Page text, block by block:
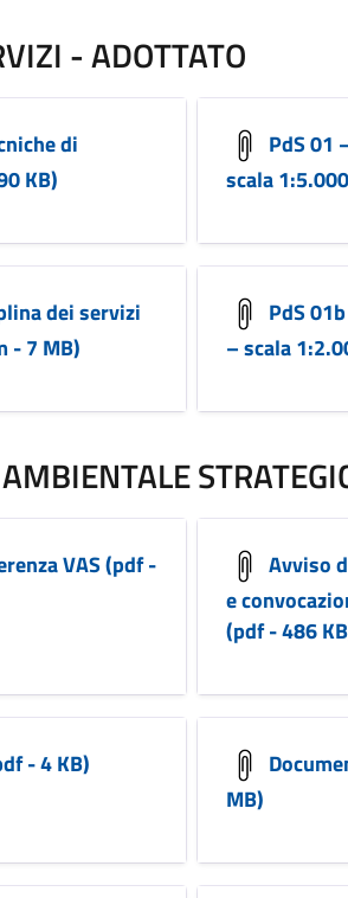
- ADOTTATO
di
KB)
PdS 01
scala
dei servizi
- 7 MB)
PdS
– scala
VAS (pdf -
Avviso
e
(pdf - 486
- 4 KB)
MB)